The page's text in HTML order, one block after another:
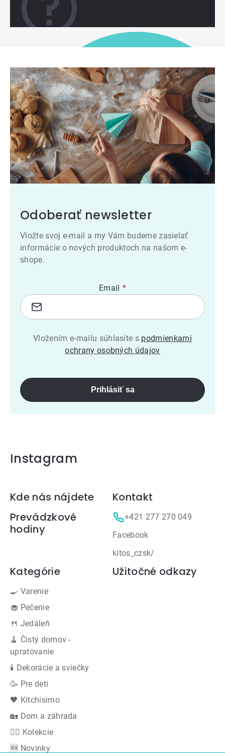
Odoberať newsletter
Vložte svoj e-mail a my Vám budeme zasielať
informácie o nových produktoch na našom e-
shope.
Email
Vložením e-mailu súhlasíte s podmienkami
ochrany osobných údajov
Prihlásiť sa
Instagram
Zápätie
Kde nás nájdete
Prevádzkové
hodiny
Kontakt
+421 277 270 049
Facebook
kitos_czsk/
Kategórie
🍳 Varenie
🧁 Pečenie
🍴 Jedáleň
🧹 Čistý domov -
upratovanie
🕯 Dekorácie a sviečky
🥳 Pre deti
🖤 Kitchisimo
🏡 Dom a záhrada
👍🏻 Kolekcie
🆕 Novinky
Užitočné odkazy